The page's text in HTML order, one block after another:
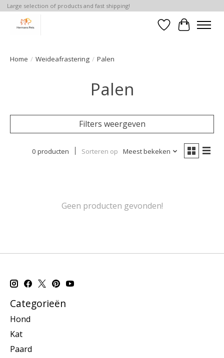
Large selection of products and fast shipping!
Verlanglijst
Home / Weideafrastering / Palen
Palen
Filters weergeven
0 producten Sorteren op Meest bekeken
Geen producten gevonden!
Categorieën
Hond
Kat
Paard